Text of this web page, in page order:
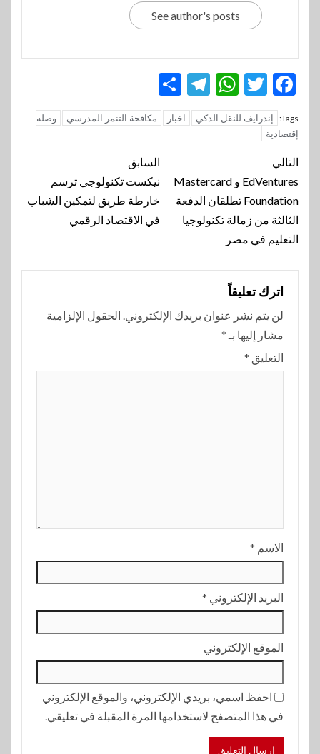
See author's posts
Facebook
Twitter
WhatsApp
Telegram
Tags: إندرايف للنقل الذكي اخبار مكافحة التنمر المدرسي
وصله
إقتصادية
تنقل
المقالة
السابق
نيكست تكنولوجي ترسم
خارطة طريق لتمكين الشباب
في الاقتصاد الرقمي
التالي
EdVentures و Mastercard
Foundation تطلقان الدفعة
الثالثة من زمالة تكنولوجيا
التعليم في مصر
اترك تعليقاً
لن يتم نشر عنوان بريدك الإلكتروني. الحقول الإلزامية
مشار إليها بـ *
التعليق *
الاسم *
البريد الإلكتروني *
الموقع الإلكتروني
احفظ اسمي، بريدي الإلكتروني، والموقع الإلكتروني
في هذا المتصفح لاستخدامها المرة المقبلة في تعليقي.